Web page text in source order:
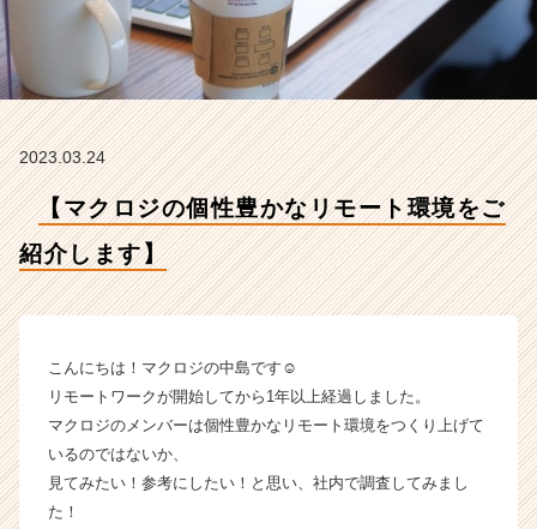
す】
式
会
ジ
ム
イ
ン】
ベ
チ
2023.03.24
【マクロジの個性豊かなリモート環境をご
紹介します】
こんにちは！マクロジの中島です☺
リモートワークが開始してから1年以上経過しました。
マクロジのメンバーは個性豊かなリモート環境をつくり上げて
いるのではないか、
見てみたい！参考にしたい！と思い、社内で調査してみまし
た！